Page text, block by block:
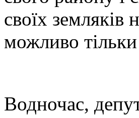
своїх
можливо
Водночас,